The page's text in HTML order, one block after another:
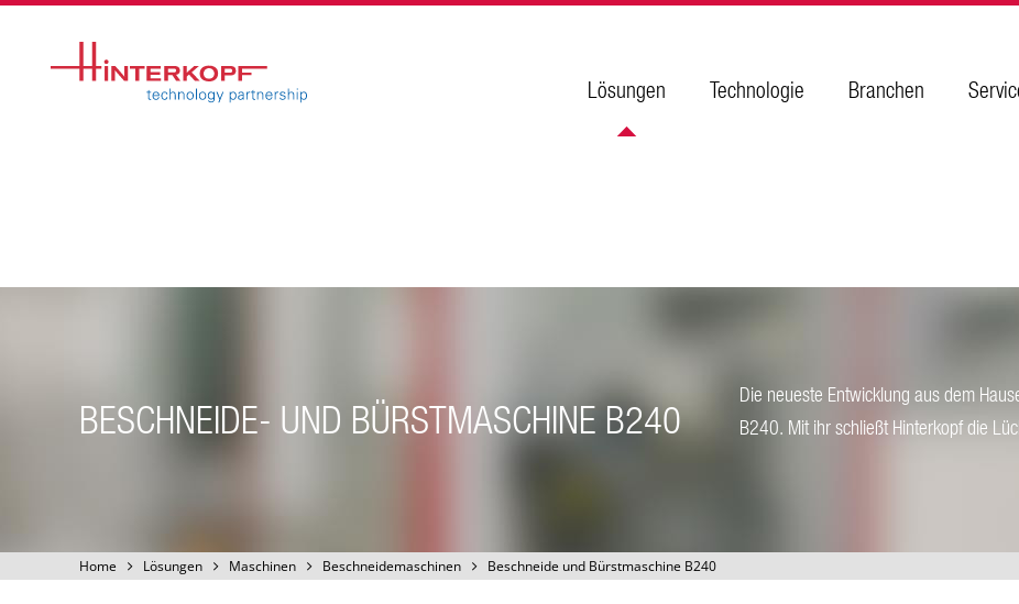
Lösungen Technologie Branchen
BESCHNEIDE- UND BÜRSTMASCHINE B240
Die neueste Entwicklung aus dem
B240. Mit ihr schließt Hinterkopf die
Home Lösungen Maschinen Beschneidemaschinen Beschneide und Bürstmaschine B240